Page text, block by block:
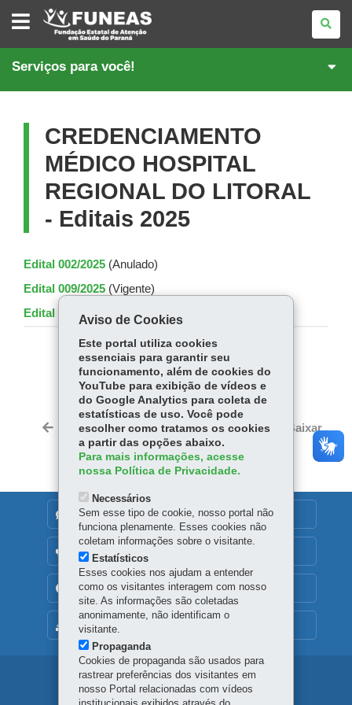
FUNDAÇÃO
ESTATAL
DE
ATENÇÃO
SAÚDE
PARANÁ
Serviços para você!
CREDENCIAMENTO
MÉDICO HOSPITAL
REGIONAL DO LITORAL
- Editais 2025
Edital 002/2025 (Anulado)
Edital 009/2025 (Vigente)
Edital 014/2025
(Vigente)
COMPARTILHE:
Fa
ce
bo
ok
Tw
itt
er
W
ha
ts
p
Voltar Início Imprimir Baixar
MAPA DO SITE
DENUNCIE CORRUPÇÃO
OUVIDORIA
TRANSPARÊNCIA INSTITUCIONAL
Navegação
Aviso de Cookies
Este portal utiliza cookies
essenciais para garantir seu
funcionamento, além de cookies do
YouTube para exibição de vídeos e
do Google Analytics para coleta de
estatísticas de uso. Você pode
escolher como tratamos os cookies
a partir das opções abaixo.
Para mais informações, acesse
nossa Política de Privacidade.
Necessários
Sem esse tipo de cookie, nosso portal não
funciona plenamente. Esses cookies não
coletam informações sobre o visitante.
Estatísticos
Esses cookies nos ajudam a entender
como os visitantes interagem com nosso
site. As informações são coletadas
anonimamente, não identificam o
visitante.
Propaganda
Cookies de propaganda são usados para
rastrear preferências dos visitantes em
nosso Portal relacionadas com vídeos